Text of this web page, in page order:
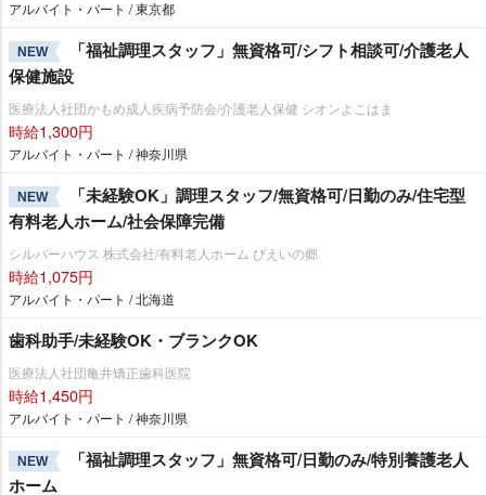
アルバイト・パート / 東京都
NEW
「福祉調理スタッフ」無資格可/シフト相談可/介護老人
保健施設
医療法人社団かもめ成人疾病予防会/介護老人保健 シオンよこはま
時給1,300円
アルバイト・パート / 神奈川県
NEW
「未経験OK」調理スタッフ/無資格可/日勤のみ/住宅型
有料老人ホーム/社会保障完備
シルバーハウス 株式会社/有料老人ホーム びえいの郷
時給1,075円
アルバイト・パート / 北海道
歯科助手/未経験OK・ブランクOK
医療法人社団亀井矯正歯科医院
時給1,450円
アルバイト・パート / 神奈川県
NEW
「福祉調理スタッフ」無資格可/日勤のみ/特別養護老人
ホーム